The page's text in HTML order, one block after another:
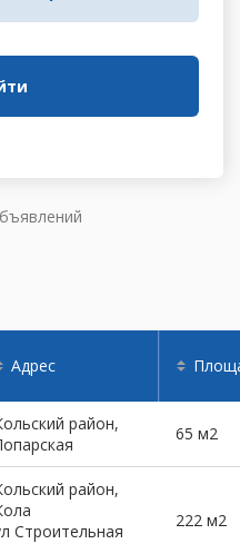
Адрес
район,
65 м2
район,
Строительная
222 м2